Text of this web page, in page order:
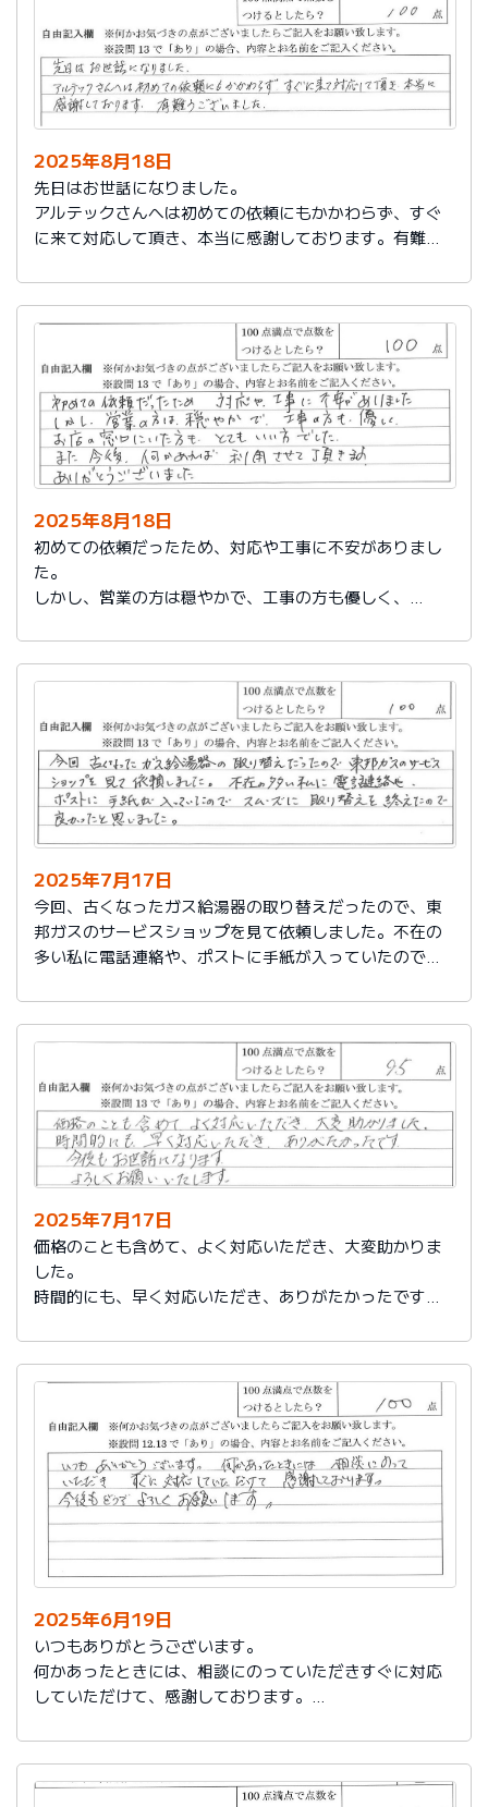
2025年8月18日
先日はお世話になりました。
アルテックさんへは初めての依頼にもかかわらず、すぐ
に来て対応して頂き、本当に感謝しております。有難う
2025年8月18日
初めての依頼だったため、対応や工事に不安がありまし
た。
しかし、営業の方は穏やかで、工事の方も優しく、
また今後、何かあれば利用させて頂きます。
ありがとうございました。
2025年7月17日
今回、古くなったガス給湯器の取り替えだったので、東
邦ガスのサービスショップを見て依頼しました。不在の
多い私に電話連絡や、ポストに手紙が入っていたので、
た。
2025年7月17日
価格のことも含めて、よく対応いただき、大変助かりま
した。
時間的にも、早く対応いただき、ありがたかったです。
2025年6月19日
いつもありがとうございます。
何かあったときには、相談にのっていただきすぐに対応
していただけて、感謝しております。